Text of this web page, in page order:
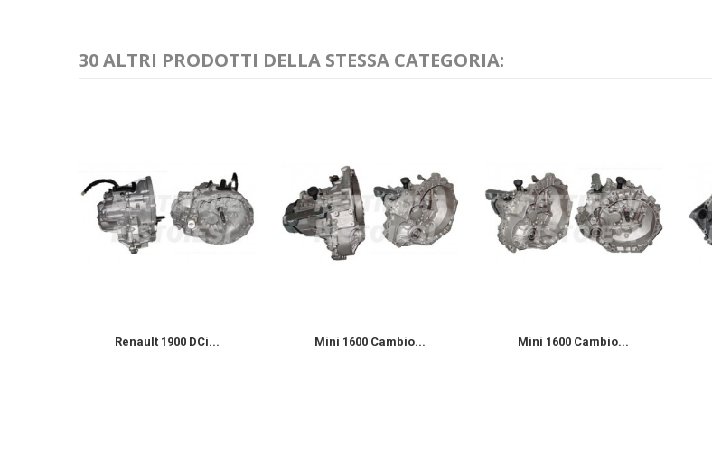
30 ALTRI PRODOTTI DELLA STESSA CATEGORIA:
Renault 1900 DCi... Mini 1600 Cambio... Mini 1600 Cambio...